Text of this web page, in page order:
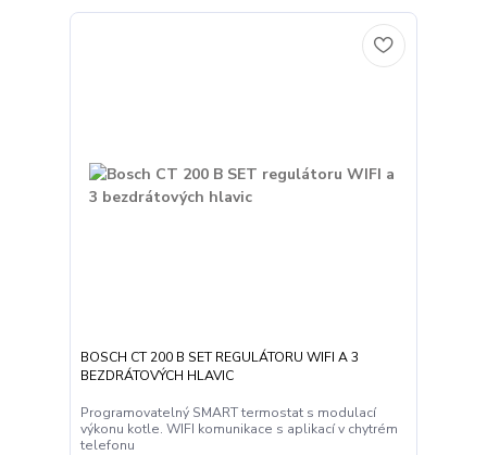
BOSCH CT 200 B SET REGULÁTORU WIFI A 3
BEZDRÁTOVÝCH HLAVIC
Programovatelný SMART termostat s modulací
výkonu kotle. WIFI komunikace s aplikací v chytrém
telefonu